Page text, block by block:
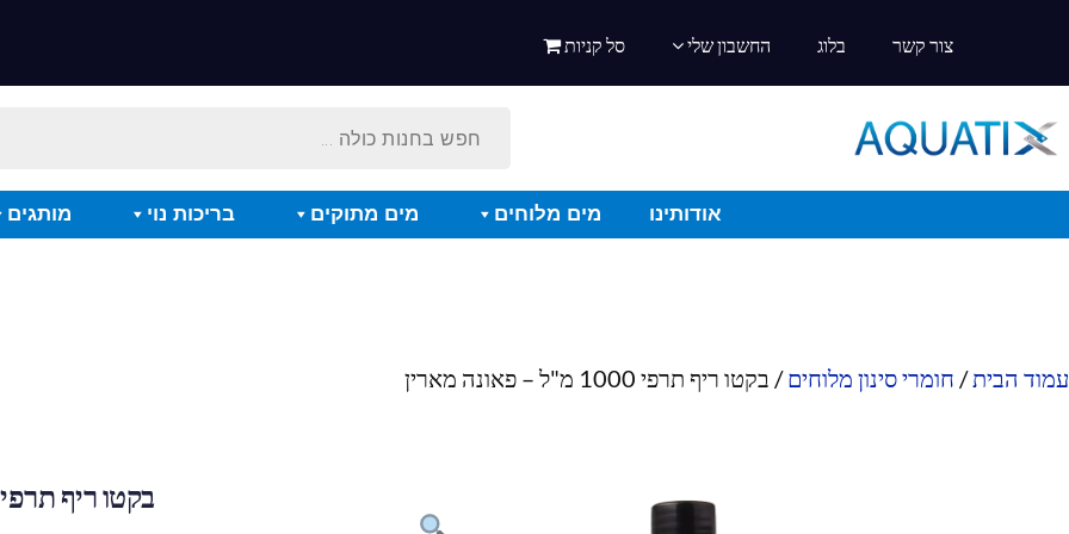
צור קשר בלוג החשבון שלי סל קניות
אודותינו מים מלוחים מים מתוקים בריכות נוי מותגים
עמוד הבית/ חומרי סינון מלוחים/ בקטו ריף תרפי 1000 מ"ל – פאונה מארין
בקטו ריף תרפי 1000 מ"ל – פאונה מארין